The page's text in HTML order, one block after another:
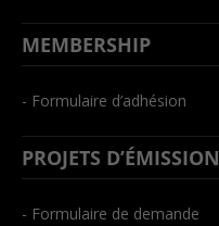
MEMBERSHIP
- Formulaire d’adhésion
PROJETS D’ÉMISSION
- Formulaire de demande